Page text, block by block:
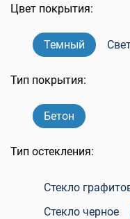
Цвет покрытия:
Темный
Тип покрытия:
Бетон
Тип остекления:
Стекло
Стекло черное